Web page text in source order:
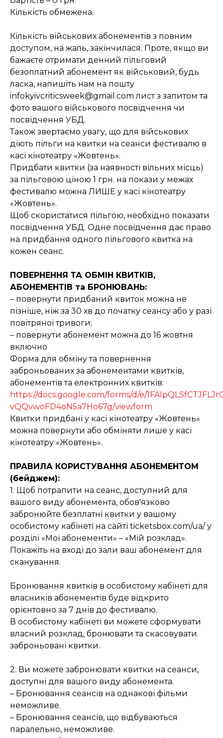
Кількість обмежена.
Кількість військових абонементів з повним
доступом, на жаль, закінчилася. Проте, якщо ви
бажаєте отримати денний пільговий
безоплатний абонемент як військовий, будь
ласка, напишіть нам на пошту
infokyivcriticsweek@gmail.com лист з запитом та
фото вашого військового посвідчення чи
посвідчення УБД.
Також звертаємо увагу, що для військових
діють пільги на квитки на сеанси фестивалю в
касі кінотеатру «Жовтень».
Придбати квитки (за наявності вільних місць)
за пільговою ціною 1 грн. на покази у межах
фестивалю можна ЛИШЕ у касі кінотеатру
«Жовтень».
Щоб скористатися пільгою, необхідно показати
посвідчення УБД. Одне посвідчення дає право
на придбання одного пільгового квитка на
кожен сеанс.
ПОВЕРНЕННЯ ТА ОБМІН КВИТКІВ,
АБОНЕМЕНТІВ та БРОНЮВАНЬ:
– повернути придбаний квиток можна не
пізніше, ніж за 30 хв до початку сеансу або у разі
повітряної тривоги;
– повернути абонемент можна до 16 жовтня
включно
Форма для обміну та повернення
заброньованих за абонементами квитків,
абонементів та електронних квитків:
https://docs.google.com/forms/d/e/
vQQvwoFD4oN5a7Ho67g/viewform
Квитки придбані у касі кінотеатру «Жовтень»
можна повернути або обміняти лише у касі
кінотеатру «Жовтень».
ПРАВИЛА КОРИСТУВАННЯ АБОНЕМЕНТОМ
(бейджем):
1. Щоб потрапити на сеанс, доступний для
вашого виду абонемента, обов'язково
забронюйте безплатні квитки у вашому
особистому кабінеті на сайті ticketsbox.com/ua/у
розділі «Мої абонементи» – «Мій розклад».
Покажіть на вході до зали ваш абонемент для
сканування.
Бронювання квитків в особистому кабінеті для
власників абонементів буде відкрито
орієнтовно за 7 днів до фестивалю.
В особистому кабінеті ви можете сформувати
власний розклад, бронювати та скасовувати
заброньовані квитки.
2. Ви можете забронювати квитки на сеанси,
доступні для вашого виду абонемента.
– Бронювання сеансів на однакові фільми
неможливе.
– Бронювання сеансів, що відбуваються
паралельно, неможливе.